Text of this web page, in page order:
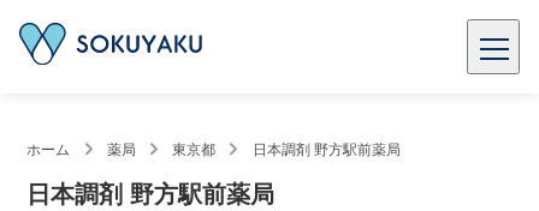
ホーム 薬局 東京都 日本調剤 野方駅前薬局
日本調剤 野方駅前薬局